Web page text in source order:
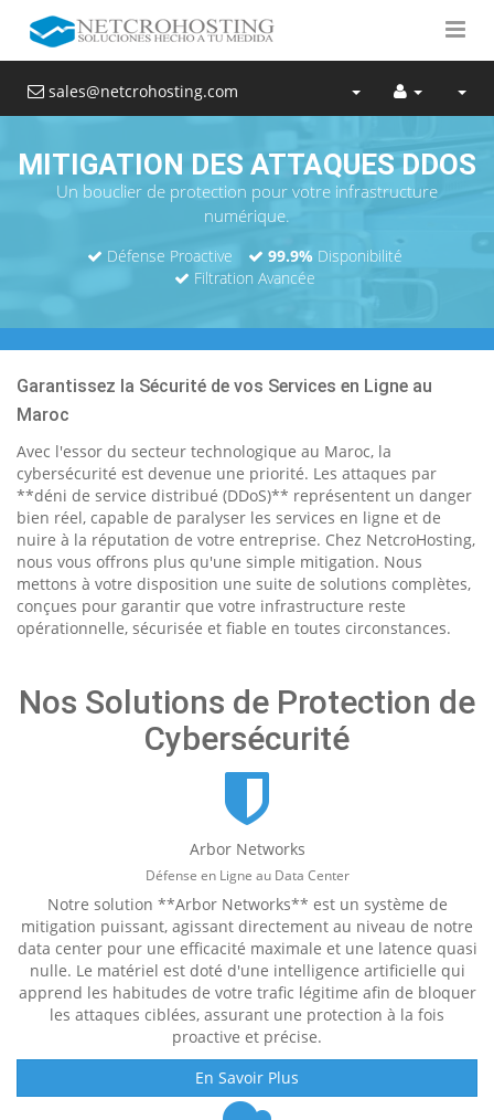
sales@netcrohosting.com
MITIGATION DES ATTAQUES DDOS
Un bouclier de protection pour votre infrastructure
numérique.
Défense Proactive 99.9% Disponibilité
Filtration Avancée
Garantissez la Sécurité de vos Services en Ligne au
Maroc
Avec l'essor du secteur technologique au Maroc, la
cybersécurité est devenue une priorité. Les attaques par
**déni de service distribué (DDoS)** représentent un danger
bien réel, capable de paralyser les services en ligne et de
nuire à la réputation de votre entreprise. Chez NetcroHosting,
nous vous offrons plus qu'une simple mitigation. Nous
mettons à votre disposition une suite de solutions complètes,
conçues pour garantir que votre infrastructure reste
opérationnelle, sécurisée et fiable en toutes circonstances.
Nos Solutions de Protection de
Cybersécurité
Arbor Networks
Défense en Ligne au Data Center
Notre solution **Arbor Networks** est un système de
mitigation puissant, agissant directement au niveau de notre
data center pour une efficacité maximale et une latence quasi
nulle. Le matériel est doté d'une intelligence artificielle qui
apprend les habitudes de votre trafic légitime afin de bloquer
les attaques ciblées, assurant une protection à la fois
proactive et précise.
En Savoir Plus